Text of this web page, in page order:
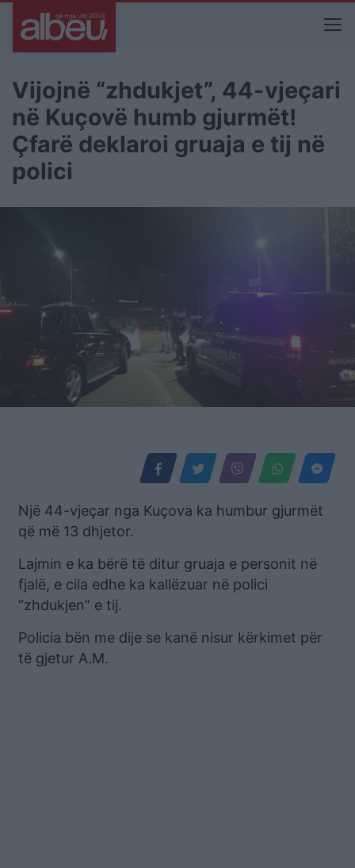
Vijojnë “zhdukjet”, 44-vjeçari
në Kuçovë humb gjurmët!
Çfarë deklaroi gruaja e tij në
polici
Një 44-vjeçar nga Kuçova ka humbur gjurmët
që më 13 dhjetor.
Lajmin e ka bërë të ditur gruaja e personit në
fjalë, e cila edhe ka kallëzuar në polici
“zhdukjen” e tij.
Policia bën me dije se kanë nisur kërkimet për
të gjetur A.M.